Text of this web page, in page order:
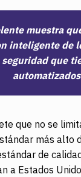
muestra
inteligente de
seguridad que
que no se
más alto
de
a Estados